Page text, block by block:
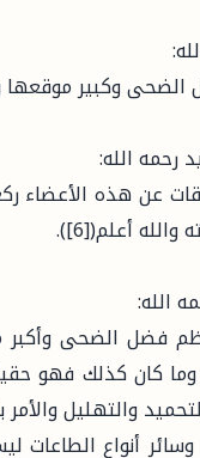
وكبير موقعها
رحمه الله:
عن هذه الأعضاء
أعلم([6]).
الله:
فضل الضحى وأكبر
كان كذلك فهو
والتهليل
أنواع